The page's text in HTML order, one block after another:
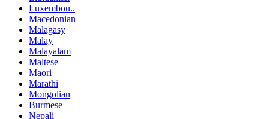
Luxembou..
Macedonian
Malagasy
Malay
Malayalam
Maltese
Maori
Marathi
Mongolian
Burmese
Nepali